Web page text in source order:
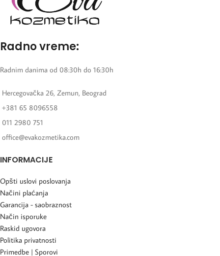
Radno vreme:
Radnim danima od 08:30h do 16:30h
Hercegovačka 26, Zemun, Beograd
+381 65 8096558
011 2980 751
office@evakozmetika.com
INFORMACIJE
Opšti uslovi poslovanja
Načini plaćanja
Garancija - saobraznost
Način isporuke
Raskid ugovora
Politika privatnosti
Primedbe | Sporovi